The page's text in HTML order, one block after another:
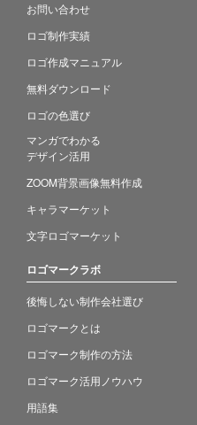
お問い合わせ
ロゴ制作実績
ロゴ作成マニュアル
無料ダウンロード
ロゴの色選び
マンガでわかる
デザイン活用
ZOOM背景画像無料作成
キャラマーケット
文字ロゴマーケット
ロゴマークラボ
後悔しない制作会社選び
ロゴマークとは
ロゴマーク制作の方法
ロゴマーク活用ノウハウ
用語集